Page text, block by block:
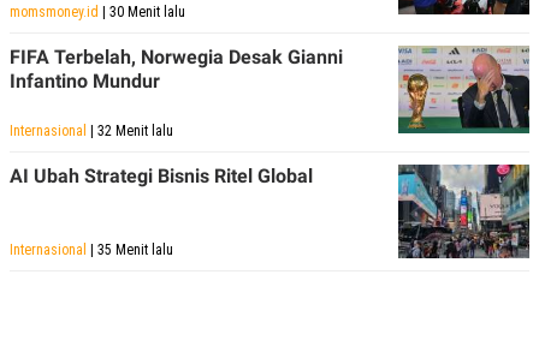
momsmoney.id | 30 Menit lalu
FIFA Terbelah, Norwegia Desak Gianni
Infantino Mundur
Internasional | 32 Menit lalu
AI Ubah Strategi Bisnis Ritel Global
Internasional | 35 Menit lalu